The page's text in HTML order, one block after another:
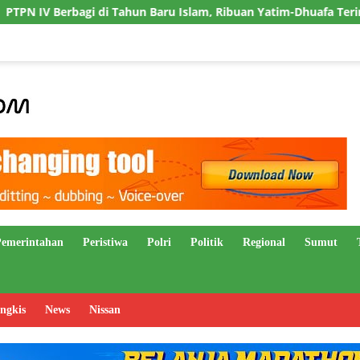
Baru Islam, Ribuan Yatim-Dhuafa Terima Santunan dan 16
Peristiwa Polri Politik Regional Sumut
News Nissan